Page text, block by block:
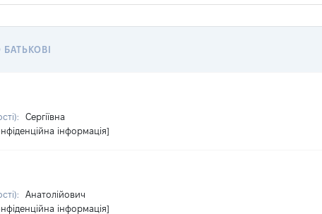
Сергіївна
інформація]
Анатолійович
інформація]